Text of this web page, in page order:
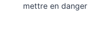
mettre en danger